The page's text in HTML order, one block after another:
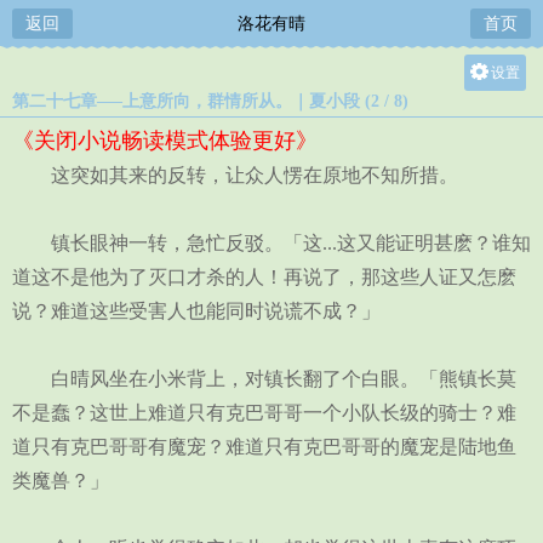
返回 洛花有晴 首页
设置
第二十七章—–上意所向，群情所从。｜夏小段 (2 / 8)
《关闭小说畅读模式体验更好》
这突如其来的反转，让众人愣在原地不知所措。
镇长眼神一转，急忙反驳。「这...这又能证明甚麽？谁知
道这不是他为了灭口才杀的人！再说了，那这些人证又怎麽
说？难道这些受害人也能同时说谎不成？」
白晴风坐在小米背上，对镇长翻了个白眼。「熊镇长莫
不是蠢？这世上难道只有克巴哥哥一个小队长级的骑士？难
道只有克巴哥哥有魔宠？难道只有克巴哥哥的魔宠是陆地鱼
类魔兽？」